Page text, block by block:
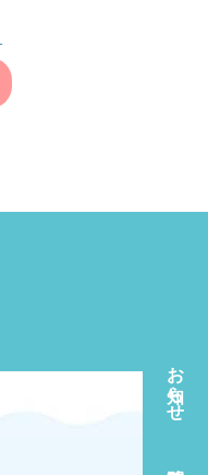
お知らせ